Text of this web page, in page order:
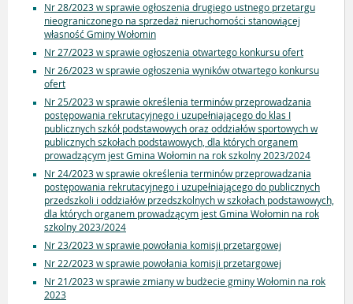
Nr 28/2023 w sprawie ogłoszenia drugiego ustnego przetargu
nieograniczonego na sprzedaż nieruchomości stanowiącej
własność Gminy Wołomin
Nr 27/2023 w sprawie ogłoszenia otwartego konkursu ofert
Nr 26/2023 w sprawie ogłoszenia wyników otwartego konkursu
ofert
Nr 25/2023 w sprawie określenia terminów przeprowadzania
postępowania rekrutacyjnego i uzupełniającego do klas I
publicznych szkół podstawowych oraz oddziałów sportowych w
publicznych szkołach podstawowych, dla których organem
prowadzącym jest Gmina Wołomin na rok szkolny 2023/2024
Nr 24/2023 w sprawie określenia terminów przeprowadzania
postępowania rekrutacyjnego i uzupełniającego do publicznych
przedszkoli i oddziałów przedszkolnych w szkołach podstawowych,
dla których organem prowadzącym jest Gmina Wołomin na rok
szkolny 2023/2024
Nr 23/2023 w sprawie powołania komisji przetargowej
Nr 22/2023 w sprawie powołania komisji przetargowej
Nr 21/2023 w sprawie zmiany w budżecie gminy Wołomin na rok
2023